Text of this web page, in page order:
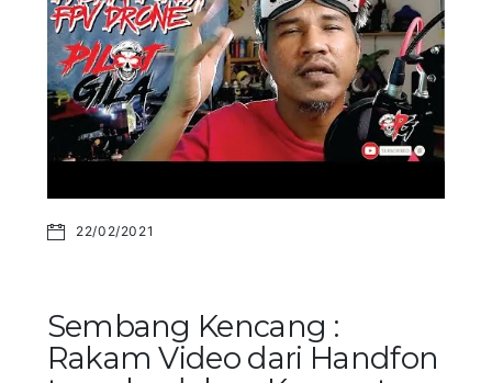
22/02/2021
Sembang Kencang :
Rakam Video dari Handfon